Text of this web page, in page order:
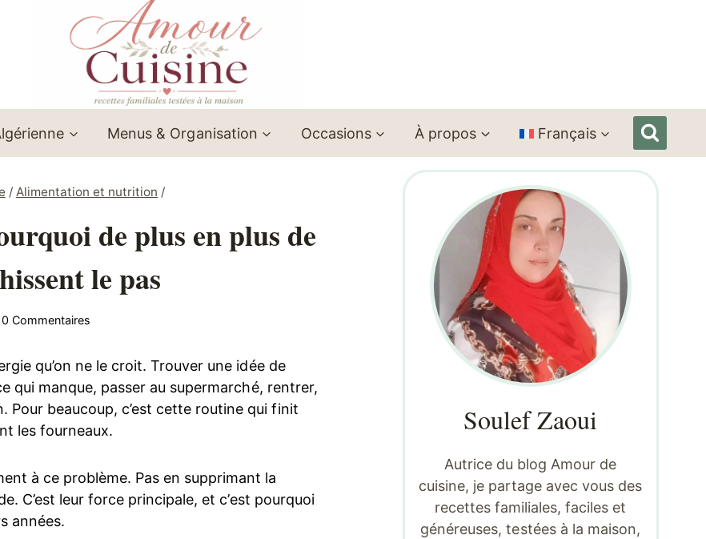
Menus & Organisation Occasions À propos Français
/ Alimentation et nutrition /
de plus en plus de
le pas
0 Commentaires
qu’on ne le croit. Trouver une idée de
qui manque, passer au supermarché, rentrer,
beaucoup, c’est cette routine qui finit
les fourneaux.
à ce problème. Pas en supprimant la
C’est leur force principale, et c’est pourquoi
années.
Soulef Zaoui
Autrice du blog Amour de
cuisine, je partage avec vous des
recettes familiales, faciles et
généreuses, testées à la maison,